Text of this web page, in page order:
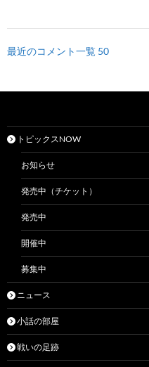
最近のコメント一覧 50
トピックスNOW
お知らせ
発売中（チケット）
発売中
開催中
募集中
ニュース
小話の部屋
戦いの足跡